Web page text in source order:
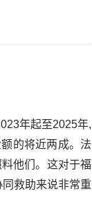
年起至2025年,
的将近两成。法
他们。这对于福
救助来说非常重